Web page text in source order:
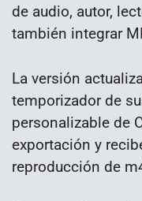
de audio, autor,
también integrar
La versión
temporizador de
personalizable de
exportación y
reproducción de